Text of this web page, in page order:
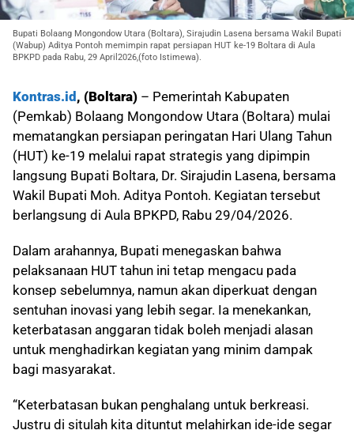
Bupati Bolaang Mongondow Utara (Boltara), Sirajudin Lasena bersama Wakil Bupati
(Wabup) Aditya Pontoh memimpin rapat persiapan HUT ke-19 Boltara di Aula
BPKPD pada Rabu, 29 April2026,(foto Istimewa).
Kontras.id , (Boltara) – Pemerintah Kabupaten
(Pemkab) Bolaang Mongondow Utara (Boltara) mulai
mematangkan persiapan peringatan Hari Ulang Tahun
(HUT) ke-19 melalui rapat strategis yang dipimpin
langsung Bupati Boltara, Dr. Sirajudin Lasena, bersama
Wakil Bupati Moh. Aditya Pontoh. Kegiatan tersebut
berlangsung di Aula BPKPD, Rabu 29/04/2026.
Dalam arahannya, Bupati menegaskan bahwa
pelaksanaan HUT tahun ini tetap mengacu pada
konsep sebelumnya, namun akan diperkuat dengan
sentuhan inovasi yang lebih segar. Ia menekankan,
keterbatasan anggaran tidak boleh menjadi alasan
untuk menghadirkan kegiatan yang minim dampak
bagi masyarakat.
“Keterbatasan bukan penghalang untuk berkreasi.
Justru di situlah kita dituntut melahirkan ide-ide segar